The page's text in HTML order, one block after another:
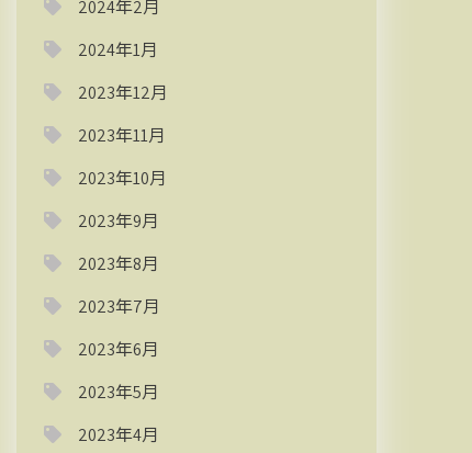
2024年2月
2024年1月
2023年12月
2023年11月
2023年10月
2023年9月
2023年8月
2023年7月
2023年6月
2023年5月
2023年4月